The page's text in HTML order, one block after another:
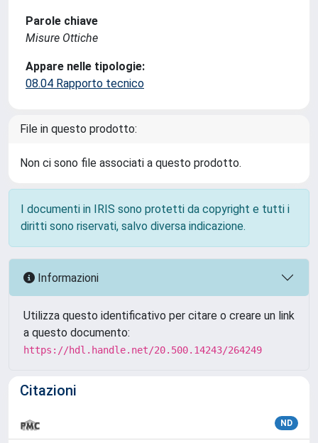
Parole chiave
Misure Ottiche
Appare nelle tipologie:
08.04 Rapporto tecnico
File in questo prodotto:
Non ci sono file associati a questo prodotto.
I documenti in IRIS sono protetti da copyright e tutti i
diritti sono riservati, salvo diversa indicazione.
Informazioni
Utilizza questo identificativo per citare o creare un link
a questo documento:
https://hdl.handle.net/20.500.14243/264249
Citazioni
ND